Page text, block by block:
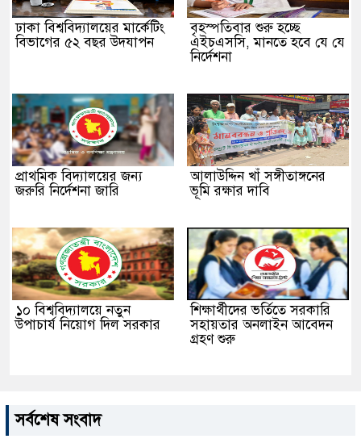
ঢাকা বিশ্ববিদ্যালয়ের মার্কেটিং
বিভাগের ৫২ বছর উদযাপন
বৃহস্পতিবার শুরু হচ্ছে
এইচএসসি, মানতে হবে যে যে
নির্দেশনা
প্রাথমিক বিদ্যালয়ের জন্য
জরুরি নির্দেশনা জারি
আলাউদ্দিন খাঁ সঙ্গীতাঙ্গনের
ভূমি রক্ষার দাবি
১০ বিশ্ববিদ্যালয়ে নতুন
উপাচার্য নিয়োগ দিল সরকার
শিক্ষার্থীদের ভর্তিতে সরকারি
সহায়তার অনলাইন আবেদন
গ্রহণ শুরু
সর্বশেষ সংবাদ